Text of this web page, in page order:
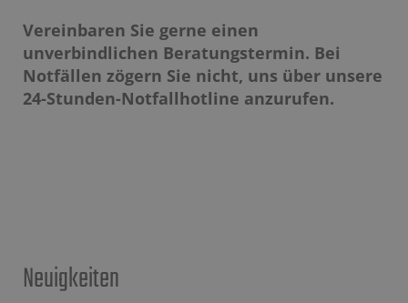
Vereinbaren Sie gerne einen
unverbindlichen Beratungstermin. Bei
Notfällen zögern Sie nicht, uns über unsere
24-Stunden-Notfallhotline anzurufen.
Neuigkeiten